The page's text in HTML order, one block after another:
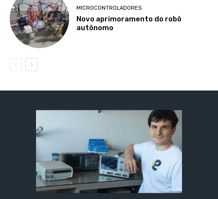
MICROCONTROLADORES
Novo aprimoramento do robô
autônomo